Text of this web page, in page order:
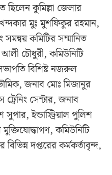
ছিলেন কুমিল্লা জেলার
মুঃ মুশফিকুর রহমান,
সমন্বয় কমিটির সম্মানিত
চৌধুরী, কমিউনিটি
বিশিষ্ট নজরুল
জনাব মোঃ মিজানুর
সেন্টার, জনাব
ইন্ডাস্ট্রিয়াল পুলিশ
মুক্তিযোদ্ধাগণ, কমিউনিটি
দপ্তরের কর্মকর্তাবৃন্দ,